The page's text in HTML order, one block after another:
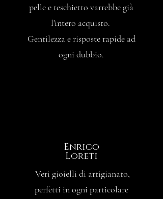
pelle e teschietto varrebbe già
l'intero acquisto.
Gentilezza e risposte rapide ad
ogni dubbio.
Enrico
Loreti
Veri gioielli di artigianato,
perfetti in ogni particolare